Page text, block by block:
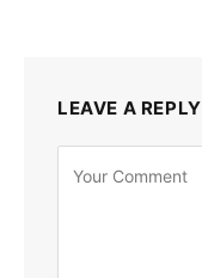
LEAVE A REPLY